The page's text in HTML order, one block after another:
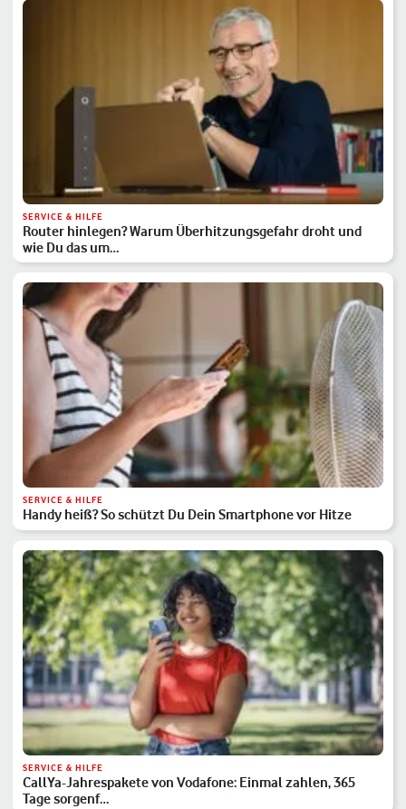
SERVICE & HILFE
Router hinlegen? Warum Überhitzungsgefahr droht und
wie Du das um…
SERVICE & HILFE
Handy heiß? So schützt Du Dein Smartphone vor Hitze
SERVICE & HILFE
CallYa-Jahrespakete von Vodafone: Einmal zahlen, 365
Tage sorgenf…